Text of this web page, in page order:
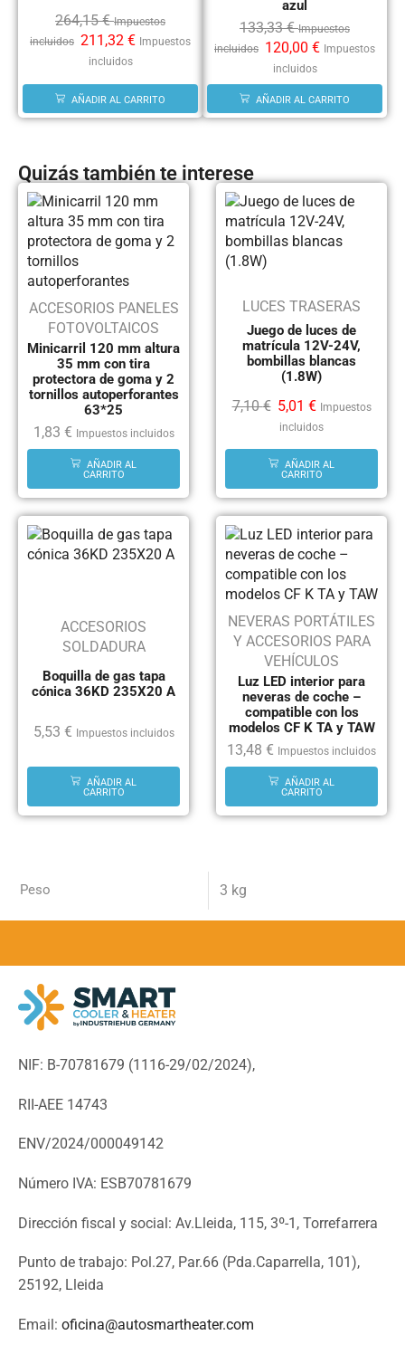
264,15€ Impuestos
incluidos 211,32 € Impuestos
incluidos
AÑADIR AL CARRITO
azul
133,33€ Impuestos
incluidos 120,00 € Impuestos
incluidos
AÑADIR AL CARRITO
Quizás también te interese
ACCESORIOS PANELES
FOTOVOLTAICOS
Minicarril 120 mm altura
35 mm con tira
protectora de goma y 2
tornillos autoperforantes
63*25
1,83 € Impuestos incluidos
AÑADIR AL
CARRITO
LUCES TRASERAS
Juego de luces de
matrícula 12V-24V,
bombillas blancas
(1.8W)
7,10€ 5,01 € Impuestos
incluidos
AÑADIR AL
CARRITO
ACCESORIOS
SOLDADURA
Boquilla de gas tapa
cónica 36KD 235X20 A
5,53 € Impuestos incluidos
AÑADIR AL
CARRITO
NEVERAS PORTÁTILES
Y ACCESORIOS PARA
VEHÍCULOS
Luz LED interior para
neveras de coche –
compatible con los
modelos CF K TA y TAW
13,48 € Impuestos incluidos
AÑADIR AL
CARRITO
Peso 3 kg
NIF: B-70781679 (1116-29/02/2024),
RII-AEE 14743
ENV/2024/000049142
Número IVA: ESB70781679
Dirección fiscal y social: Av.Lleida, 115, 3º-1, Torrefarrera
Punto de trabajo: Pol.27, Par.66 (Pda.Caparrella, 101),
25192, Lleida
Email: oficina@autosmartheater.com